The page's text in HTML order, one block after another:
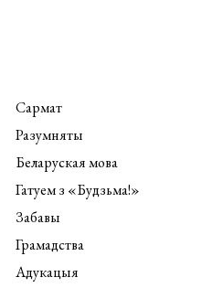
Сармат
Разумняты
Беларуская мова
Гатуем з «Будзьма!»
Забавы
Грамадства
Адукацыя